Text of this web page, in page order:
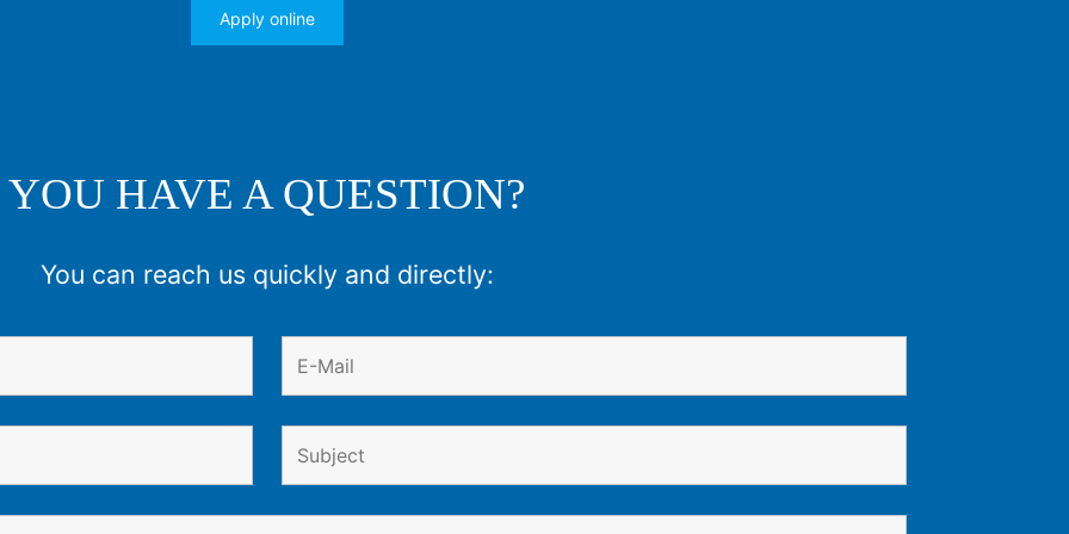
Apply online
YOU HAVE A QUESTION?
You can reach us quickly and directly: